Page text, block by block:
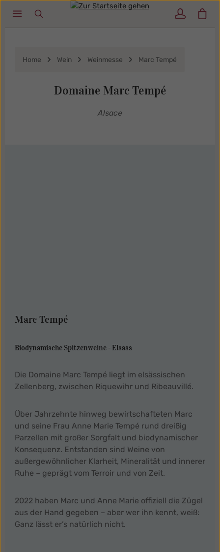
Zum Hauptinhalt springen
Home Wein Weinmesse Marc Tempé
Domaine Marc Tempé
Alsace
Marc Tempé
Biodynamische Spitzenweine - Elsass
Die Domaine Marc Tempé liegt im elsässischen
Zellenberg, zwischen Riquewihr und Ribeauvillé.
Über Jahrzehnte hinweg bewirtschafteten Marc
und seine Frau Anne Marie Tempé rund dreißig
Parzellen mit großer Sorgfalt und biodynamischer
Konsequenz. Entstanden sind Weine von
außergewöhnlicher Klarheit, Mineralität und innerer
Ruhe – geprägt vom Terroir und von Zeit.
2022 haben Marc und Anne Marie offiziell die Zügel
aus der Hand gegeben – aber wer ihn kennt, weiß:
Ganz lässt er’s natürlich nicht.